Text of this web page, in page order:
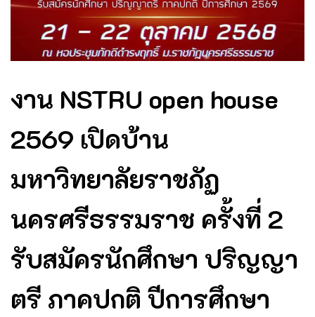
งาน NSTRU open house
2569 เปิดบ้าน
มหาวิทยาลัยราชภัฏ
นครศรีธรรมราช ครั้งที่ 2
รับสมัครนักศึกษา ปริญญา
ตรี ภาคปกติ ปีการศึกษา